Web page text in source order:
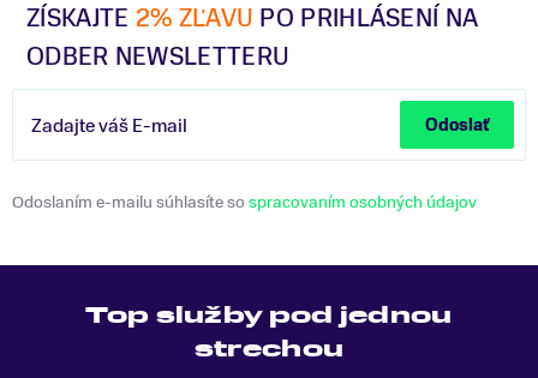
ZÍSKAJTE 2% ZĽAVU PO PRIHLÁSENÍ NA
ODBER NEWSLETTERU
Zadajte váš E-mail Odoslať
Odoslaním e-mailu súhlasíte so spracovaním osobných údajov
Top služby pod jednou
strechou